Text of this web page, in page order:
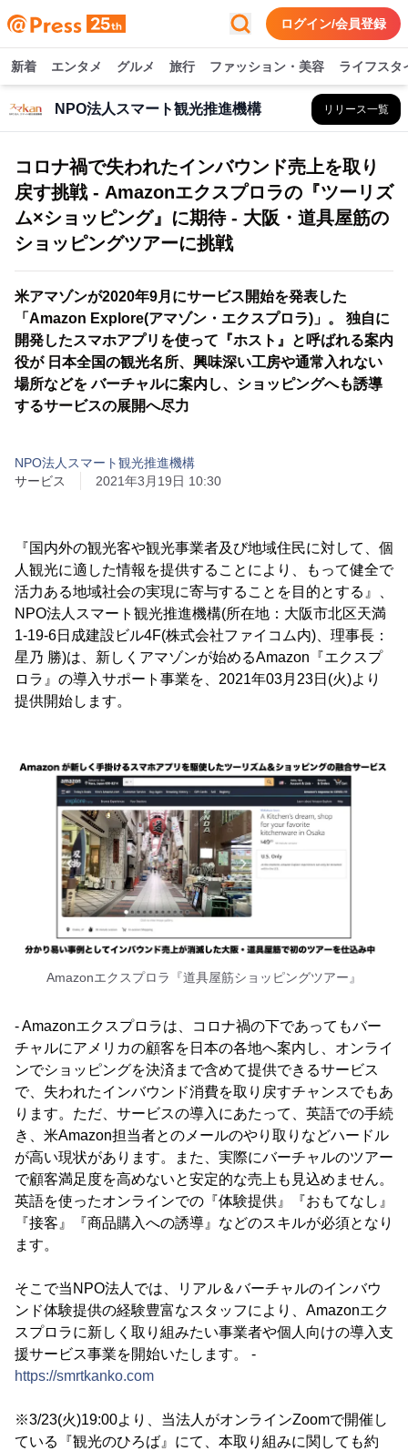
ログイン/会員登録
新着 エンタメ グルメ 旅行 ファッション・美容 ライフスタ
NPO法人スマート観光推進機構 リリース一覧
コロナ禍で失われたインバウンド売上を取り
戻す挑戦 - Amazonエクスプロラの『ツーリズ
ム×ショッピング』に期待 - 大阪・道具屋筋の
ショッピングツアーに挑戦
米アマゾンが2020年9月にサービス開始を発表した
「Amazon Explore(アマゾン・エクスプロラ)」。 独自に
開発したスマホアプリを使って『ホスト』と呼ばれる案内
役が 日本全国の観光名所、興味深い工房や通常入れない
場所などを バーチャルに案内し、ショッピングへも誘導
するサービスの展開へ尽力
NPO法人スマート観光推進機構
サービス
2021年3月19日 10:30
『国内外の観光客や観光事業者及び地域住民に対して、個
人観光に適した情報を提供することにより、もって健全で
活力ある地域社会の実現に寄与することを目的とする』、
NPO法人スマート観光推進機構(所在地：大阪市北区天満
1-19-6日成建設ビル4F(株式会社ファイコム内)、理事長：
星乃 勝)は、新しくアマゾンが始めるAmazon『エクスプ
ロラ』の導入サポート事業を、2021年03月23日(火)より
提供開始します。
Amazonエクスプロラ『道具屋筋ショッピングツアー』
- Amazonエクスプロラは、コロナ禍の下であってもバー
チャルにアメリカの顧客を日本の各地へ案内し、オンライ
ンでショッピングを決済まで含めて提供できるサービス
で、失われたインバウンド消費を取り戻すチャンスでもあ
ります。ただ、サービスの導入にあたって、英語での手続
き、米Amazon担当者とのメールのやり取りなどハードル
が高い現状があります。また、実際にバーチャルのツアー
で顧客満足度を高めないと安定的な売上も見込めません。
英語を使ったオンラインでの『体験提供』『おもてなし』
『接客』『商品購入への誘導』などのスキルが必須となり
ます。
そこで当NPO法人では、リアル＆バーチャルのインバウ
ンド体験提供の経験豊富なスタッフにより、Amazonエク
スプロラに新しく取り組みたい事業者や個人向けの導入支
援サービス事業を開始いたします。 -
https://smrtkanko.com
※3/23(火)19:00より、当法人がオンラインZoomで開催し
ている『観光のひろば』にて、本取り組みに関しても約